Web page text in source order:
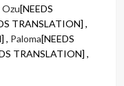
[NEEDS
TRANSLATION] ,
, Paloma[NEEDS
TRANSLATION] ,